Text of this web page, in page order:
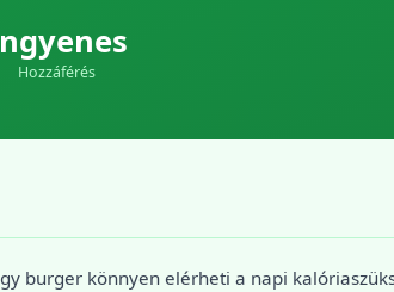
Hozzáférés
burger könnyen elérheti a napi